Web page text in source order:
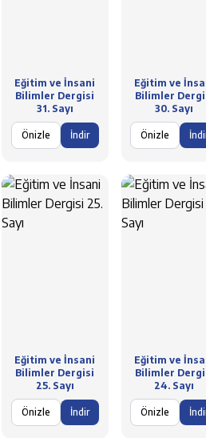
Eğitim ve İnsani
Bilimler Dergisi
31. Sayı
Önizle İndir
Eğitim ve
Bilimler
30. Sayı
Önizle
Eğitim ve İnsani
Bilimler Dergisi
25. Sayı
Önizle İndir
Eğitim ve
Bilimler
24. Sayı
Önizle